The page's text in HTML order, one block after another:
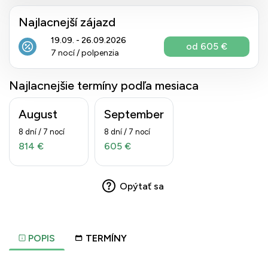
POPIS TERMÍNY
Najlacnejší zájazd
19.09. - 26.09.2026
7 nocí / polpenzia
od 605 €
Najlacnejšie termíny podľa mesiaca
August
8 dní / 7 nocí
814 €
September
8 dní / 7 nocí
605 €
Opýtať sa